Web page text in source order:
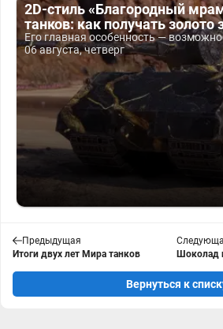
2D-стиль «Благородный
танков: как получать золото
Его главная особенность —
06 августа, четверг
Предыдущая
Итоги двух лет Мира танков
Шоколад
Вернуться к